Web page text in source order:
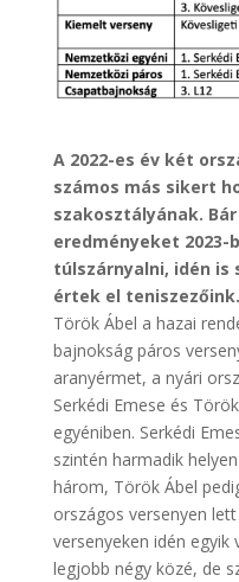
A 2022-es év két
számos más sikert
szakosztályának.
eredményeket 2023-
túlszárnyalni, idén is
értek el teniszezőink.
Török Ábel a hazai
bajnokság páros
aranyérmet, a nyári
Serkédi Emese és
egyéniben. Serkédi
szintén harmadik
három, Török Ábel
országos versenyen
versenyeken idén
legjobb négy közé, de